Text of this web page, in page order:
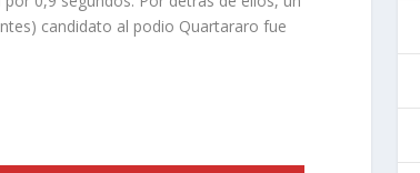
candidato al podio Quartararo fue